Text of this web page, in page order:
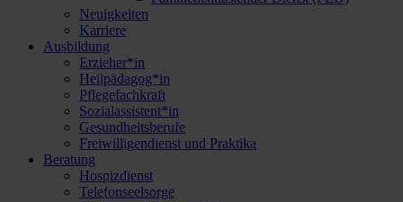
Neuigkeiten
Karriere
Ausbildung
Erzieher*in
Heilpädagog*in
Pflegefachkraft
Sozialassistent*in
Gesundheitsberufe
Freiwilligendienst und Praktika
Beratung
Hospizdienst
Telefonseelsorge